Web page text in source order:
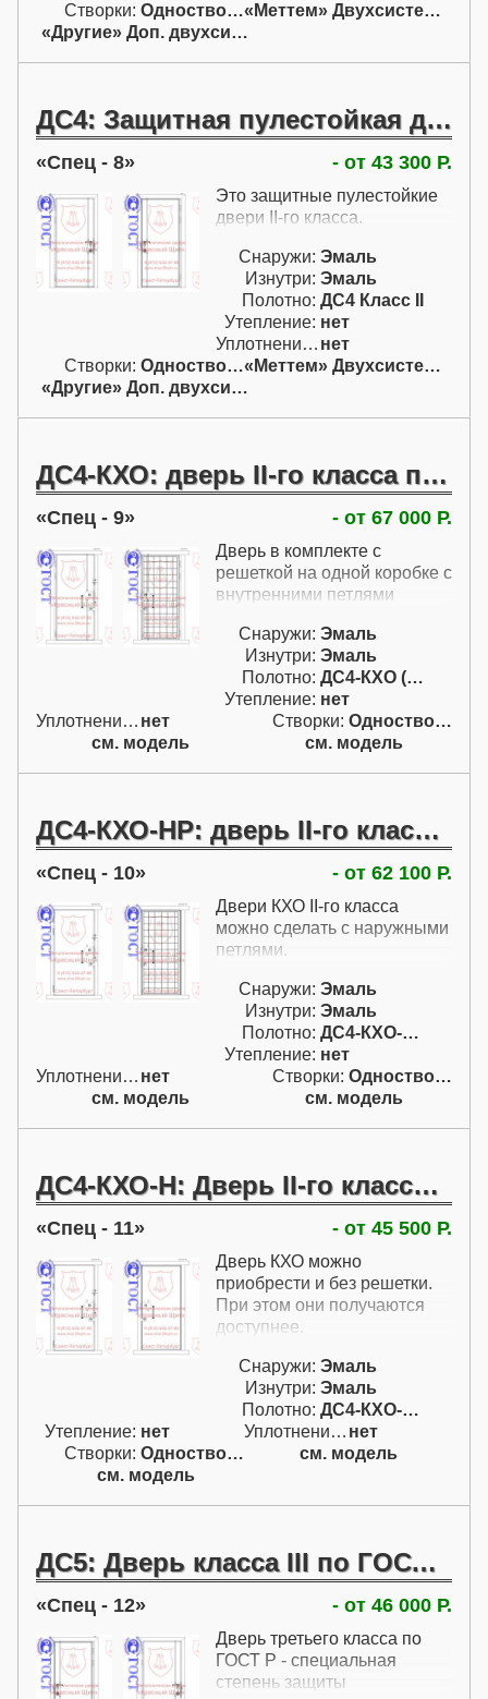
Створки:
Одностворчатая (А)
«Меттем» Двухсистемный
«Другие» Доп. двухсист.
ДС4: Защитная пулестойкая дверь класса II по ГОСТ Р 51072-2005
Спец - 8 - от 43 300 Р.
Это защитные пулестойкие
двери II-го класса.
Снаружи: Эмаль
Изнутри: Эмаль
Полотно: ДС4 Класс II
Утепление: нет
Уплотнение: нет
Створки:
Одностворчатая (А)
«Меттем» Двухсистемный
«Другие» Доп. двухсист.
ДС4-КХО: дверь II-го класса по ГОСТ Р с внутренними петлями с решеткой
Спец - 9 - от 67 000 Р.
Дверь в комплекте с
решеткой на одной коробке с
внутренними петлями
Снаружи: Эмаль
Изнутри: Эмаль
Полотно:
ДС4-КХО (кл. II)
Утепление: нет
Уплотнение: нет Створки:
Одностворчатая (А)
см. модель
см. модель
ДС4-КХО-НР: дверь II-го класса по ГОСТ Р с решеткой с наружными петлями
Спец - 10 - от 62 100 Р.
Двери КХО II-го класса
можно сделать с наружными
петлями.
Снаружи: Эмаль
Изнутри: Эмаль
Полотно:
ДС4-КХО-НР (II)
Утепление: нет
Уплотнение: нет Створки:
Одностворчатая (А)
см. модель
см. модель
ДС4-КХО-Н: Дверь II-го класса по ГОСТ Р БЕЗ решетки с наружными петлями
Спец - 11 - от 45 500 Р.
Дверь КХО можно
приобрести и без решетки.
При этом они получаются
доступнее.
Снаружи: Эмаль
Изнутри: Эмаль
Полотно:
ДС4-КХО-Н (II)
Утепление: нет Уплотнение: нет
Створки:
Одностворчатая (А)
см. модель
см. модель
ДС5: Дверь класса III по ГОСТ Р 51072
Спец - 12 - от 46 000 Р.
Дверь третьего класса по
ГОСТ Р - специальная
степень защиты